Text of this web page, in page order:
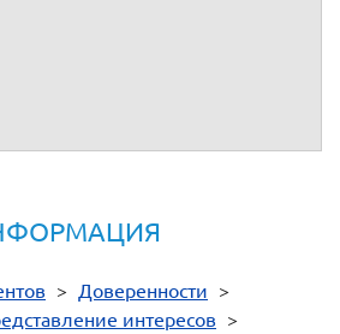
> Доверенности >
интересов >